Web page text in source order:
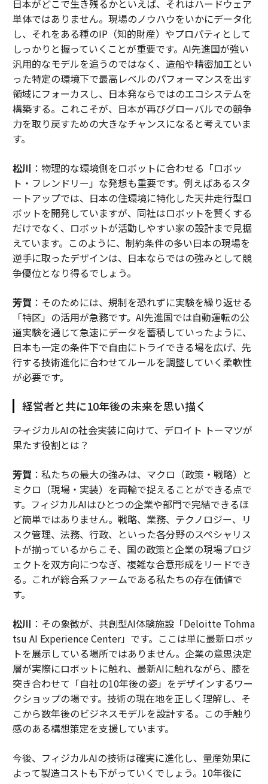
日本がどこで生き残るかといえば、それはハードウェア
単体ではありません。現場のノウハウをいかにデータ化
し、それをある種のIP（知的財産）やプロパティとして
しっかりと握っていくことが重要です。AI先進国が強い
汎用的なモデルを追うのではなく、造船や精密加工とい
った特定の環境下で最高レベルのパフォーマンスを出す
領域にフォーカスし、日本発ならではのエコシステムを
構築する。これこそが、日本が再びグローバルでの競争
力を取り戻すための大きなチャンスになると考えていま
す。
松川 ：物理的な環境側をロボットに合わせる「ロボッ
ト・フレンドリー」な発想も重要です。例えばあるスタ
ートアップでは、日本の住環境に特化した天井走行型ロ
ボットを開発していますが、同社はロボットを賢くする
だけでなく、ロボットが活動しやすい家の設計まで見据
えています。このように、制約条件の多い日本の現場を
逆手に取ったデザインは、日本ならではの強みとして競
争優位となり得るでしょう。
芳賀 ：そのためには、規制を恐れずに実験を繰り返せる
「特区」の活用が急務です。AI先進国では自動運転の公
道実験を通じて急速にデータを蓄積していったように、
日本も一定の条件下で自由にトライできる場を広げ、先
行する技術進化に合わせてルールを調整していく柔軟性
が必要です。
経営者と共に10年後の未来を思い描く
――フィジカルAIの社会実装に向けて、デロイト トーマツが
果たす役割とは？
芳賀 ：私たちの最大の強みは、マクロ（政策・戦略）と
ミクロ（現場・実装）を両輪で捉えることができる点で
す。フィジカルAIはひとつの企業や部門で完結できるほ
ど簡単ではありません。戦略、業務、テクノロジー、リ
スク管理、法務、行政、といった各分野のスペシャリス
トが揃っているからこそ、国の政策と企業の現場プロジ
ェクトを双方向につなぎ、複雑な合意形成をリードでき
る。これが総合系ファームである私たちの存在価値で
す。
松川 ：その象徴が、共創型AI体験施設「Deloitte Tohma
tsu AI Experience Center」です。ここは単に最新ロボッ
トを展示している場所ではありません。企業の意思決定
層が実際にロボットに触れ、最新AIに触れながら、膝を
突き合わせて「自社の10年後の姿」をデザインするワー
クショップの場です。技術の現在地を正しく理解し、そ
こから数年後のビジネスモデルを設計する。この手触り
感のある構想策定を支援しています。
今後、フィジカルAIの技術は確実に進化し、量産効果に
よって製造コストも下がっていくでしょう。10年後に